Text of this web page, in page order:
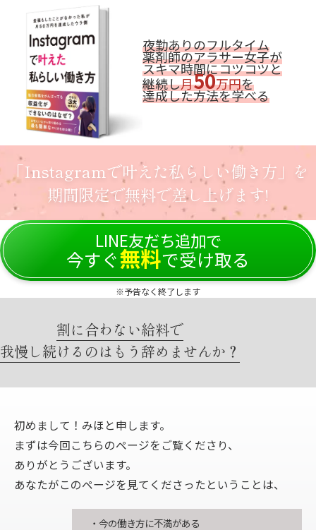
夜勤ありのフルタイム
薬剤師のアラサー女子が
スキマ時間にコツコツと
継続し月50万円を
達成した方法を学べる
「Instagramで叶えた私らしい働き方」を
期間限定で無料で差し上げます!
LINE友だち追加で
今すぐ無料で受け取る
※予告なく終了します
割に合わない給料で
我慢し続けるのはもう辞めませんか？
初めまして！みほと申します。
まずは今回こちらのページをご覧くださり、
ありがとうございます。
あなたがこのページを見てくださったということは、
・今の働き方に不満がある